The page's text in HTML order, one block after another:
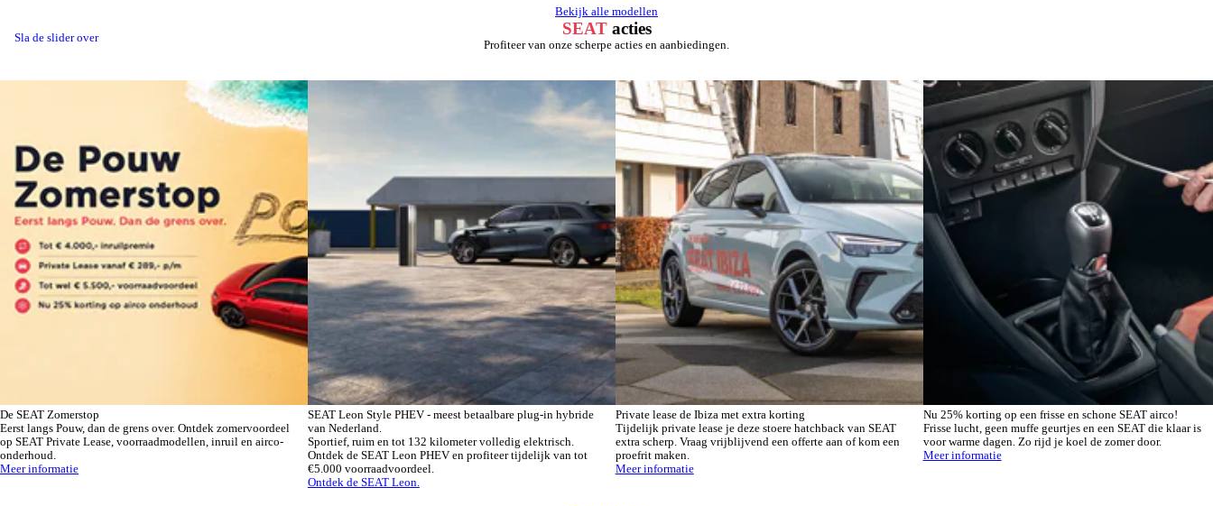
Bekijk alle modellen
SEATacties
Profiteer van onze scherpe acties en aanbiedingen.
Sla de slider over
De SEAT Zomerstop
Eerst langs Pouw, dan de grens over. Ontdek zomervoordeel
op SEAT Private Lease, voorraadmodellen, inruil en airco-
onderhoud.
Meer informatie
SEAT Leon Style PHEV - meest betaalbare plug-in hybride
van Nederland.
Sportief, ruim en tot 132 kilometer volledig elektrisch.
Ontdek de SEAT Leon PHEV en profiteer tijdelijk van tot
€5.000 voorraadvoordeel.
Ontdek de SEAT Leon.
Private lease de Ibiza met extra korting
Tijdelijk private lease je deze stoere hatchback van SEAT
extra scherp. Vraag vrijblijvend een offerte aan of kom een
proefrit maken.
Meer informatie
Nu 25% korting op een frisse en schone SEAT airco!
Frisse lucht, geen muffe geurtjes en een SEAT die klaar is
voor warme dagen. Zo rijd je koel de zomer door.
Meer informatie